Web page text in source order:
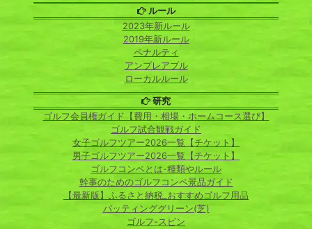
ルール
2023年新ルール
2019年新ルール
ペナルティ
アンプレアブル
ローカルルール
研究
ゴルフ会員権ガイド【費用・相場・ホームコース選び】
ゴルフ試合観戦ガイド
女子ゴルフツアー2026一覧【チケット】
男子ゴルフツアー2026一覧【チケット】
ゴルフコンペとは-種類やルール
幹事のためのゴルフコンペ景品ガイド
【最新版】ふるさと納税_おすすめゴルフ用品
パッティンググリーン(芝)
ゴルフ-スピン